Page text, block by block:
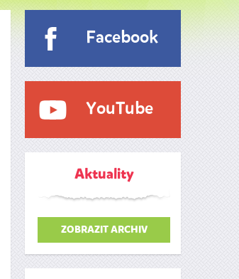
Facebook
YouTube
Aktuality
ZOBRAZIT ARCHIV